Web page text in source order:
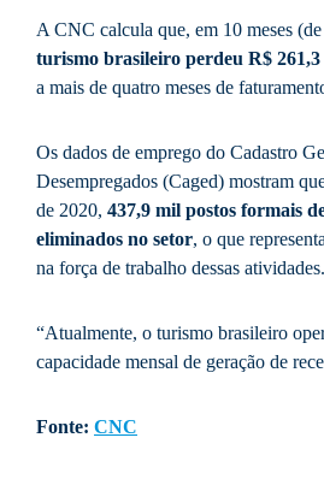
A CNC calcula que, em 10 meses
turismo brasileiro perdeu R$ 261,3
a mais de quatro meses de
Os dados de emprego do Cadastro
Desempregados (Caged) mostram
de 2020, 437,9 mil postos formais
eliminados no setor, o que
na força de trabalho dessas atividades.
“Atualmente, o turismo brasileiro
capacidade mensal de geração de
Fonte: CNC